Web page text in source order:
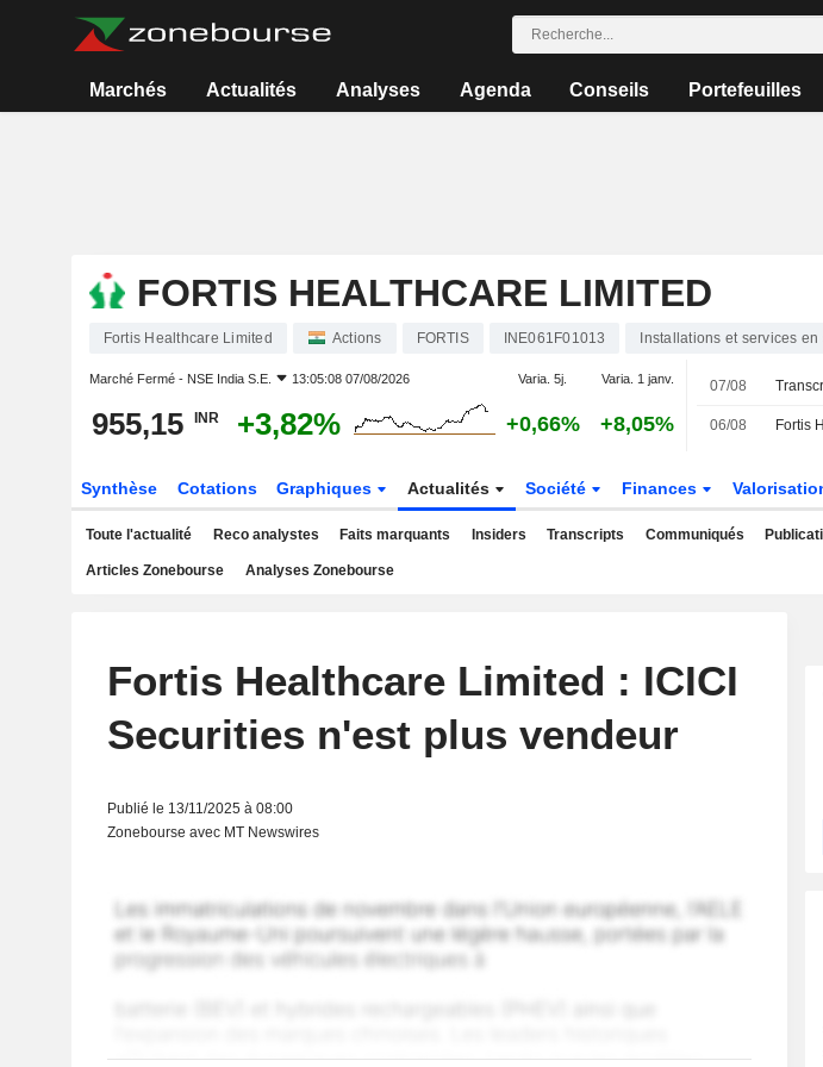
Marchés Actualités Analyses Agenda Conseils Portefeuilles
FORTIS HEALTHCARE LIMITED
Fortis Healthcare Limited Actions FORTIS INE061F01013 Installations et services
Marché Fermé - NSE India S.E. 13:05:08 07/08/2026 Varia. 5j. Varia. 1 janv.
955,15 INR +3,82% +0,66% +8,05%
07/08
06/08
Synthèse Cotations Graphiques Actualités Société Finances
Toute l'actualité Reco analystes Faits marquants Insiders Transcripts Communiqués
Articles Zonebourse Analyses Zonebourse
Fortis Healthcare Limited : ICICI
Securities n'est plus vendeur
Publié le 13/11/2025 à 08:00
Zonebourse avec MT Newswires